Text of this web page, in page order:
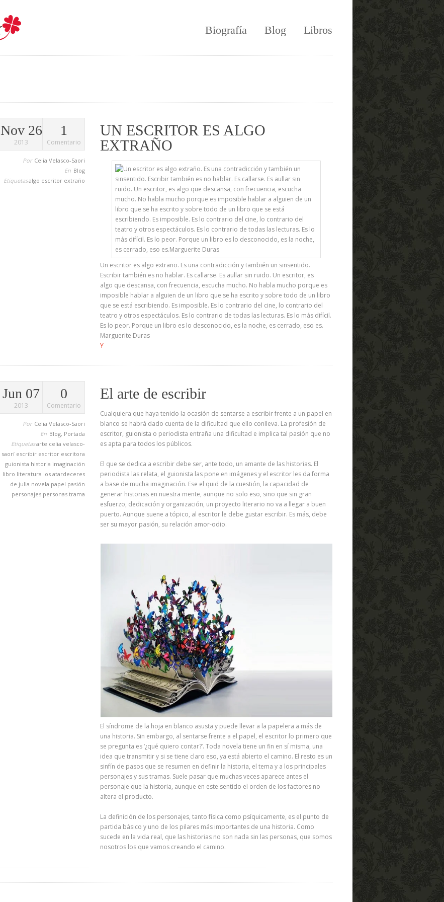
Biografía Blog Libros
Nov 26
2013
1
Comentario
Por Celia Velasco-Saori
En Blog
Etiquetasalgo escritor extraño
UN ESCRITOR ES ALGO
EXTRAÑO
Un escritor es algo extraño. Es una contradicción y también un sinsentido.
Escribir también es no hablar. Es callarse. Es aullar sin ruido. Un escritor, es
algo que descansa, con frecuencia, escucha mucho. No habla mucho porque es
imposible hablar a alguien de un libro que se ha escrito y sobre todo de un libro
que se está escribiendo. Es imposible. Es lo contrario del cine, lo contrario del
teatro y otros espectáculos. Es lo contrario de todas las lecturas. Es lo más difícil.
Es lo peor. Porque un libro es lo desconocido, es la noche, es cerrado, eso es.
Marguerite Duras
Y
Jun 07
2013
0
Comentario
Por Celia Velasco-Saori
En Blog, Portada
Etiquetasarte celia velasco-
saorí escribir escritor escritora
guionista historia imaginación
libro literatura los atardeceres
de julia novela papel pasión
personajes personas trama
El arte de escribir
Cualquiera que haya tenido la ocasión de sentarse a escribir frente a un papel en
blanco se habrá dado cuenta de la dificultad que ello conlleva. La profesión de
escritor, guionista o periodista entraña una dificultad e implica tal pasión que no
es apta para todos los públicos.
El que se dedica a escribir debe ser, ante todo, un amante de las historias. El
periodista las relata, el guionista las pone en imágenes y el escritor les da forma
a base de mucha imaginación. Ese el quid de la cuestión, la capacidad de
generar historias en nuestra mente, aunque no solo eso, sino que sin gran
esfuerzo, dedicación y organización, un proyecto literario no va a llegar a buen
puerto. Aunque suene a tópico, al escritor le debe gustar escribir. Es más, debe
ser su mayor pasión, su relación amor-odio.
El síndrome de la hoja en blanco asusta y puede llevar a la papelera a más de
una historia. Sin embargo, al sentarse frente a el papel, el escritor lo primero que
se pregunta es ‘¿qué quiero contar?’. Toda novela tiene un fin en sí misma, una
idea que transmitir y si se tiene claro eso, ya está abierto el camino. El resto es un
sinfín de pasos que se resumen en definir la historia, el tema y a los principales
personajes y sus tramas. Suele pasar que muchas veces aparece antes el
personaje que la historia, aunque en este sentido el orden de los factores no
altera el producto.
La definición de los personajes, tanto física como psíquicamente, es el punto de
partida básico y uno de los pilares más importantes de una historia. Como
sucede en la vida real, que las historias no son nada sin las personas, que somos
nosotros los que vamos creando el camino.